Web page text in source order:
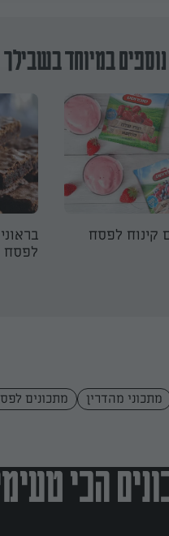
במיוחד בשבילך
קינוח לפסח
לפסח
מתכוני מהדרין מתכונים
הכי